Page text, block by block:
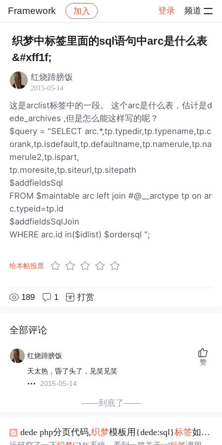
Framework 加入 登录 频道
社区 Framework 帖子详情
织梦中标签里面的sql语句中arc是什么表
&#xff1f;
红烧蹄膀饭
2015-05-14
这是arclist标签中的一段。 这个arc是什么表，估计是d
ede_archives ,但是怎么能这样写的呢？
$query = "SELECT arc.*,tp.typedir,tp.typename,tp.c
orank,tp.isdefault,tp.defaultname,tp.namerule,tp.na
merule2,tp.ispart,
tp.moresite,tp.siteurl,tp.sitepath
$addfieldsSql
FROM $maintable arc left join #@__arctype tp on ar
c.typeid=tp.id
$addfieldsSqlJoin
WHERE arc.id in($idlist) $ordersql ";
给本帖投票
189 1 打赏
全部评论
红烧蹄膀饭
天太热，昏了头了，见笑见笑
2015-05-14
赞
——到底了——
dede php分页代码,织梦模板用{dede:sql}标签如何实现分页的示例代码